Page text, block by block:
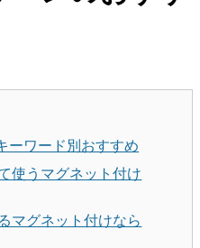
ーワード別おすすめ
使うマグネット付け
マグネット付けなら